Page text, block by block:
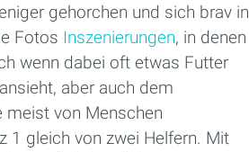
gehorchen und sich brav in
Fotos Inszenierungen, in denen
wenn dabei oft etwas Futter
aber auch dem
meist von Menschen
1 gleich von zwei Helfern. Mit